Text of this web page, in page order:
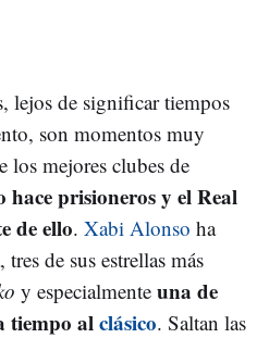
lejos de significar tiempos
son momentos muy
los mejores clubes de
prisioneros y el Real
de ello. Xabi Alonso ha
de sus estrellas más
y especialmente una de
tiempo alclásico. Saltan las